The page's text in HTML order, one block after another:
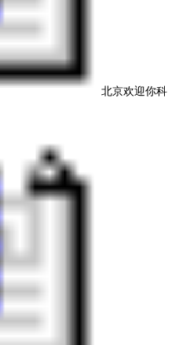
北京欢迎你科